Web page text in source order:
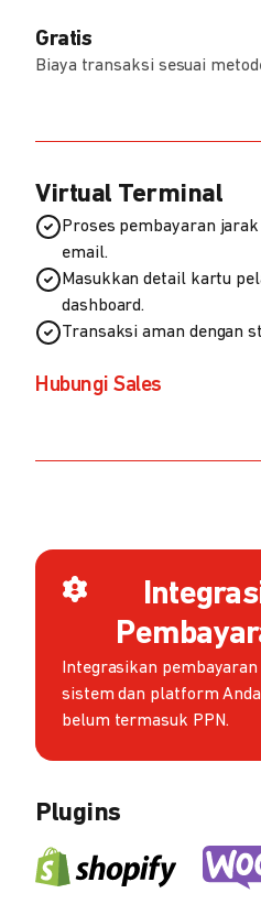
Gratis
Biaya transaksi sesuai
Virtual Terminal
Proses pembayaran
email.
Masukkan detail kartu
dashboard.
Transaksi aman dengan
Hubungi Sales
Integrasikan pembayaran
sistem dan platform
belum termasuk PPN.
Plugins